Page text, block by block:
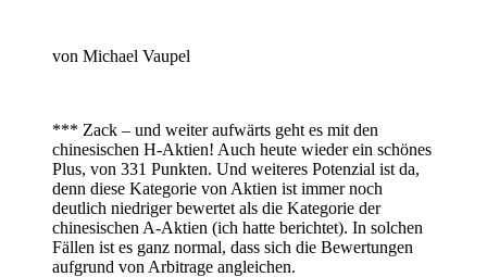
von Michael Vaupel
*** Zack – und weiter aufwärts geht es mit den
chinesischen H-Aktien! Auch heute wieder ein schönes
Plus, von 331 Punkten. Und weiteres Potenzial ist da,
denn diese Kategorie von Aktien ist immer noch
deutlich niedriger bewertet als die Kategorie der
chinesischen A-Aktien (ich hatte berichtet). In solchen
Fällen ist es ganz normal, dass sich die Bewertungen
aufgrund von Arbitrage angleichen.